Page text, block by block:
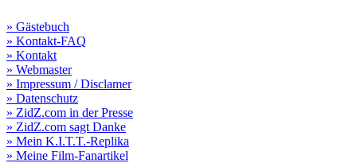
» Gästebuch
» Kontakt-FAQ
» Kontakt
» Webmaster
» Impressum / Disclamer
» Datenschutz
» ZidZ.com in der Presse
» ZidZ.com sagt Danke
» Mein K.I.T.T.-Replika
» Meine Film-Fanartikel